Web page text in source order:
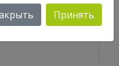
Принять